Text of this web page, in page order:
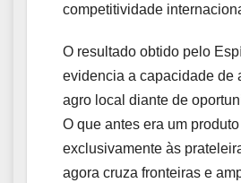
competitividade
O resultado obtido pelo
evidencia a capacidade de
agro local diante de
O que antes era um
exclusivamente às
agora cruza fronteiras e